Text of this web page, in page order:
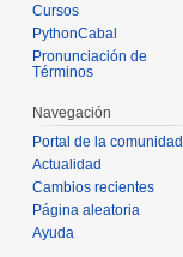
Cursos
PythonCabal
Pronunciación de
Términos
Navegación
Portal de la comunidad
Actualidad
Cambios recientes
Página aleatoria
Ayuda